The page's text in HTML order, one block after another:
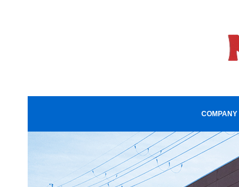
COMPANY